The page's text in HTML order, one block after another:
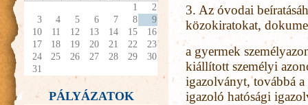
3. Az óvodai
közokiratokat,
a gyermek
kiállított személyi
igazolványt, továbbá
igazoló hatósági
1
2
3
4 5 6 7 8
9
10
11 12 13 14 15
16
17
18 19 20 21 22
23
24
25 26 27 28 29
30
31
PÁLYÁZATOK